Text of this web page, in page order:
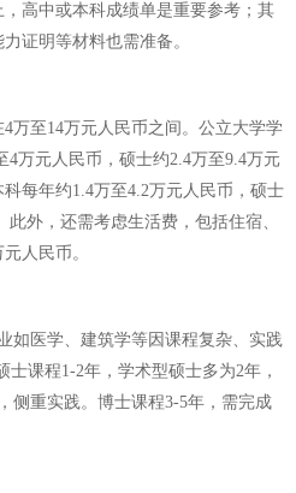
高中或本科成绩单是重要参考；其
证明等材料也需准备。
万至14万元人民币之间。公立大学学
4万元人民币，硕士约2.4万至9.4万元
每年约1.4万至4.2万元人民币，硕士
外，还需考虑生活费，包括住宿、
人民币。
如医学、建筑学等因课程复杂、实践
课程1-2年，学术型硕士多为2年，
侧重实践。博士课程3-5年，需完成